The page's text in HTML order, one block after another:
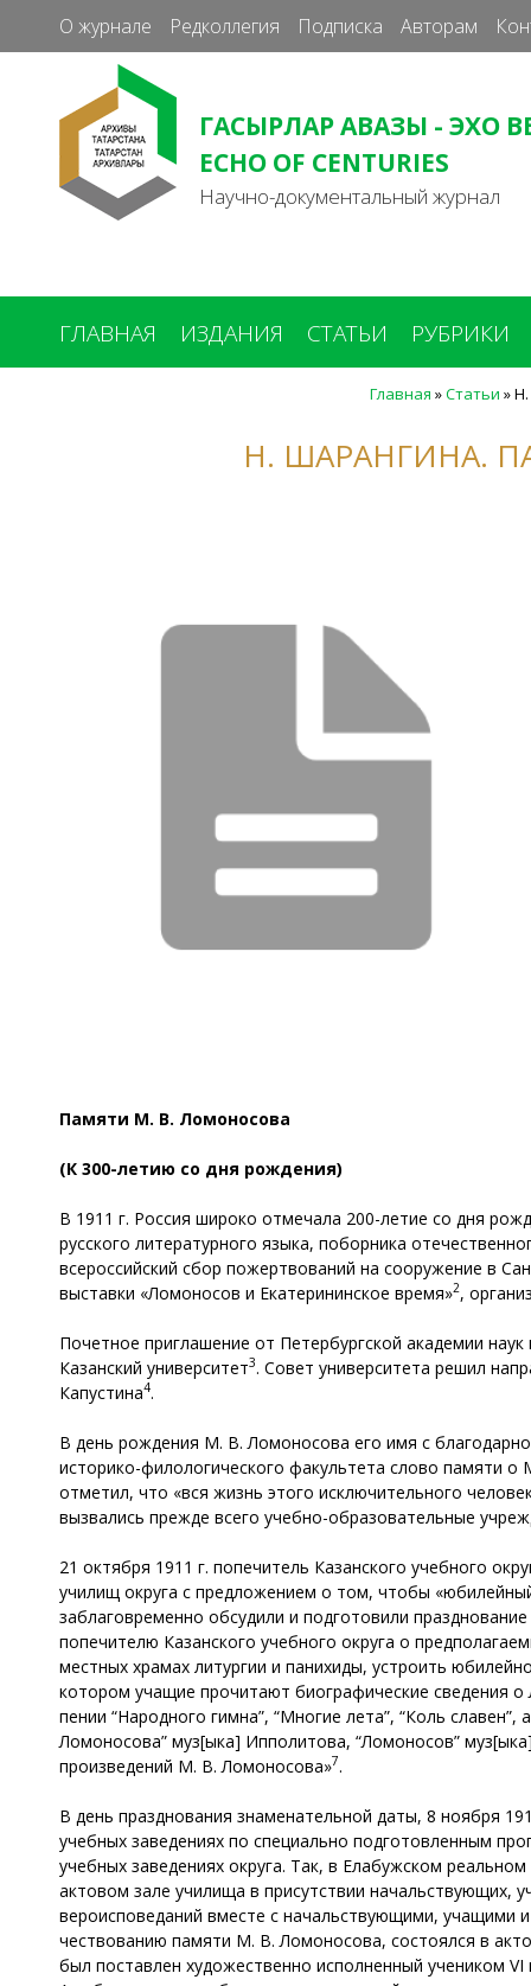
О журнале Редколлегия Подписка Авторам
ГАСЫРЛАР АВАЗЫ - ЭХО
ECHO OF CENTURIES
Научно-документальный журнал
ГЛАВНАЯ ИЗДАНИЯ СТАТЬИ РУБРИКИ
Главная »Статьи »
Н. ШАРАНГИНА.
Памяти М. В. Ломоносова
(К 300-летию со дня рождения)
В 1911 г. Россия широко отмечала 200-летие со дня
русского литературного языка, поборника
всероссийский сбор пожертвований на сооружение в
выставки «Ломоносов и Екатерининское время»2,
Почетное приглашение от Петербургской академии
Казанский университет3. Совет университета решил
Капустина4.
В день рождения М. В. Ломоносова его имя с
историко-филологического факультета слово памяти
отметил, что «вся жизнь этого исключительного
вызвались прежде всего учебно-образовательные
21 октября 1911 г. попечитель Казанского учебного
училищ округа с предложением о том, чтобы
заблаговременно обсудили и подготовили празднование
попечителю Казанского учебного округа о
местных храмах литургии и панихиды, устроить
котором учащие прочитают биографические сведения
пении “Народного гимна”, “Многие лета”, “Коль
Ломоносова” муз[ыка] Ипполитова, “Ломоносов”
произведений М. В. Ломоносова»7.
В день празднования знаменательной даты, 8 ноября
учебных заведениях по специально подготовленным
учебных заведениях округа. Так, в Елабужском
актовом зале училища в присутствии
вероисповеданий вместе с начальствующими, учащими
чествованию памяти М. В. Ломоносова, состоялся в
был поставлен художественно исполненный учеником